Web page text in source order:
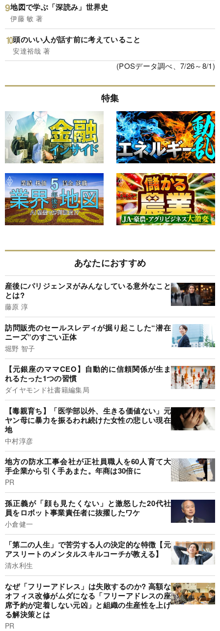
地図で学ぶ「深読み」世界史
伊藤 敏 著
頭のいい人が話す前に考えていること
安達裕哉 著
(POSデータ調べ、7/26～8/1)
特集
あなたにおすすめ
産後にパリジェンヌがみんなしている意外なこと
とは?
藤原 淳
訪問販売のセールスレディが掘り起こした“潜在
ニーズ”のすごい正体
堀野 智子
【元銀座のママCEO】自動的に信頼関係が生ま
れるたった1つの習慣
ダイヤモンド社書籍編集局
【毒親育ち】「医学部以外、生きる価値ない」元
ヤン母に暴力を振るわれ続けた女性の悲しい現在
地
中村淳彦
地方の防水工事会社が正社員職人を60人育て大
手企業から引く手あまた。年商は30倍に
PR
孫正義が「顔も見たくない」と激怒した20代社
員をロボット事業責任者に抜擢したワケ
小倉健一
「第二の人生」で苦労する人の決定的な特徴【元
アスリートのメンタルスキルコーチが教える】
清水利生
なぜ「フリーアドレス」は失敗するのか? 高額な
オフィス改修がムダになる「フリーアドレスの座
席予約が定着しない元凶」と組織の生産性を上げ
る解決策とは
PR